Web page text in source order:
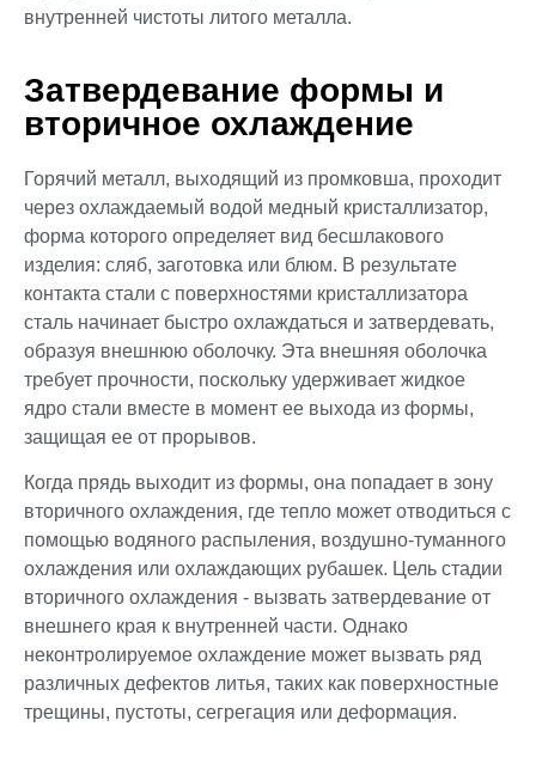
внутренней чистоты литого металла.
Затвердевание формы и
вторичное охлаждение
Горячий металл, выходящий из промковша, проходит
через охлаждаемый водой медный кристаллизатор,
форма которого определяет вид бесшлакового
изделия: сляб, заготовка или блюм. В результате
контакта стали с поверхностями кристаллизатора
сталь начинает быстро охлаждаться и затвердевать,
образуя внешнюю оболочку. Эта внешняя оболочка
требует прочности, поскольку удерживает жидкое
ядро стали вместе в момент ее выхода из формы,
защищая ее от прорывов.
Когда прядь выходит из формы, она попадает в зону
вторичного охлаждения, где тепло может отводиться с
помощью водяного распыления, воздушно-туманного
охлаждения или охлаждающих рубашек. Цель стадии
вторичного охлаждения - вызвать затвердевание от
внешнего края к внутренней части. Однако
неконтролируемое охлаждение может вызвать ряд
различных дефектов литья, таких как поверхностные
трещины, пустоты, сегрегация или деформация.